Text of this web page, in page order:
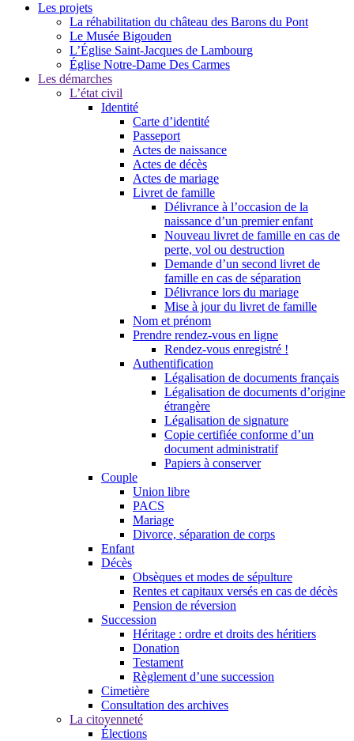
Les projets
La réhabilitation du château des Barons du Pont
Le Musée Bigouden
L’Église Saint-Jacques de Lambourg
Église Notre-Dame Des Carmes
Les démarches
L’état civil
Identité
Carte d’identité
Passeport
Actes de naissance
Actes de décès
Actes de mariage
Livret de famille
Délivrance à l’occasion de la
naissance d’un premier enfant
Nouveau livret de famille en cas de
perte, vol ou destruction
Demande d’un second livret de
famille en cas de séparation
Délivrance lors du mariage
Mise à jour du livret de famille
Nom et prénom
Prendre rendez-vous en ligne
Rendez-vous enregistré !
Authentification
Légalisation de documents français
Légalisation de documents d’origine
étrangère
Légalisation de signature
Copie certifiée conforme d’un
document administratif
Papiers à conserver
Couple
Union libre
PACS
Mariage
Divorce, séparation de corps
Enfant
Décès
Obsèques et modes de sépulture
Rentes et capitaux versés en cas de décès
Pension de réversion
Succession
Héritage : ordre et droits des héritiers
Donation
Testament
Règlement d’une succession
Cimetière
Consultation des archives
La citoyenneté
Élections